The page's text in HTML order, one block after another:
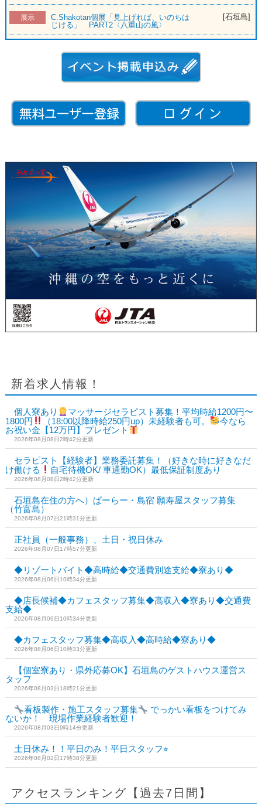
展示
C.Shakotan個展「見上げれば、いのちは
じける」 PART2〈八重山の風〉
[石垣島]
新着求人情報！
個人寮あり
マッサージセラピスト募集！平均時給1200円〜
1800円
（18:00以降時給250円up）未経験者も可。
今なら
お祝い金【12万円】プレゼント
2026年08月08日2時42分更新
セラピスト【経験者】業務委託募集！（好きな時に好きなだ
け働ける
自宅待機OK/ 車通勤OK）最低保証制度あり
2026年08月08日2時42分更新
石垣島在住の方へ）ぱーらー・島宿 願寿屋スタッフ募集
（竹富島）
2026年08月07日21時31分更新
正社員（一般事務）、土日・祝日休み
2026年08月07日17時57分更新
◆リゾートバイト◆高時給◆交通費別途支給◆寮あり◆
2026年08月06日10時34分更新
◆店長候補◆カフェスタッフ募集◆高収入◆寮あり◆交通費
支給◆
2026年08月06日10時34分更新
◆カフェスタッフ募集◆高収入◆高時給◆寮あり◆
2026年08月06日10時33分更新
【個室寮あり・県外応募OK】石垣島のゲストハウス運営ス
タッフ
2026年08月03日18時21分更新
看板製作・施工スタッフ募集
でっかい看板をつけてみ
ないか！ 現場作業経験者歓迎！
2026年08月03日9時14分更新
土日休み！！平日のみ！平日スタッフ⭐︎
2026年08月02日17時38分更新
アクセスランキング【過去7日間】